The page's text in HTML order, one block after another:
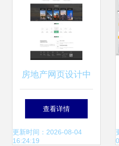
房地产网页设计中
的网络工程艺术
查看详情
更新时间：2026-08-04
16:24:19